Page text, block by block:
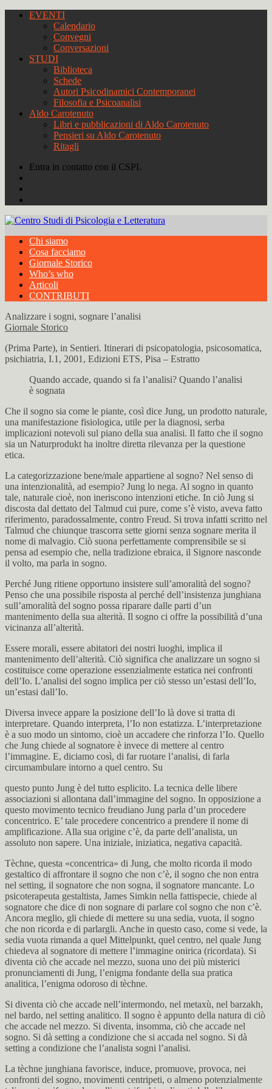
EVENTI
Calendario
Convegni
Conversazioni
STUDI
Biblioteca
Schede
Autori Psicodinamici Contemporanei
Filosofia e Psicoanalisi
Aldo Carotenuto
Libri e pubblicazioni di Aldo Carotenuto
Pensieri su Aldo Carotenuto
Ritagli
Entra in contatto con il CSPL
Chi siamo
Cosa facciamo
Giornale Storico
Who’s who
Articoli
CONTRIBUTI
Analizzare i sogni, sognare l’analisi
Giornale Storico
(Prima Parte), in Sentieri. Itinerari di psicopatologia, psicosomatica,
psichiatria, I.1, 2001, Edizioni ETS, Pisa – Estratto
Quando accade, quando si fa l’analisi? Quando l’analisi
è sognata
Che il sogno sia come le piante, così dice Jung, un prodotto naturale,
una manifestazione fisiologica, utile per la diagnosi, serba
implicazioni notevoli sul piano della sua analisi. Il fatto che il sogno
sia un Naturprodukt ha inoltre diretta rilevanza per la questione
etica.
La categorizzazione bene/male appartiene al sogno? Nel senso di
una intenzionalità, ad esempio? Jung lo nega. Al sogno in quanto
tale, naturale cioè, non ineriscono intenzioni etiche. In ciò Jung si
discosta dal dettato del Talmud cui pure, come s’è visto, aveva fatto
riferimento, paradossalmente, contro Freud. Si trova infatti scritto nel
Talmud che chiunque trascorra sette giorni senza sognare merita il
nome di malvagio. Ciò suona perfettamente comprensibile se si
pensa ad esempio che, nella tradizione ebraica, il Signore nasconde
il volto, ma parla in sogno.
Perché Jung ritiene opportuno insistere sull’amoralità del sogno?
Penso che una possibile risposta al perché dell’insistenza junghiana
sull’amoralità del sogno possa riparare dalle parti d’un
mantenimento della sua alterità. Il sogno ci offre la possibilità d’una
vicinanza all’alterità.
Essere morali, essere abitatori dei nostri luoghi, implica il
mantenimento dell’alterità. Ciò significa che analizzare un sogno si
costituisce come operazione essenzialmente estatica nei confronti
dell’Io. L’analisi del sogno implica per ciò stesso un’estasi dell’Io,
un’estasi dall’Io.
Diversa invece appare la posizione dell’Io là dove si tratta di
interpretare. Quando interpreta, l’Io non estatizza. L’interpretazione
è a suo modo un sintomo, cioè un accadere che rinforza l’Io. Quello
che Jung chiede al sognatore è invece di mettere al centro
l’immagine. E, diciamo così, di far ruotare l’analisi, di farla
circumambulare intorno a quel centro. Su
questo punto Jung è del tutto esplicito. La tecnica delle libere
associazioni si allontana dall’immagine del sogno. In opposizione a
questo movimento tecnico freudiano Jung parla d’un procedere
concentrico. E’ tale procedere concentrico a prendere il nome di
amplificazione. Alla sua origine c’è, da parte dell’analista, un
assoluto non sapere. Una iniziale, iniziatica, negativa capacità.
Tèchne, questa «concentrica» di Jung, che molto ricorda il modo
gestaltico di affrontare il sogno che non c’è, il sogno che non entra
nel setting, il sognatore che non sogna, il sognatore mancante. Lo
psicoterapeuta gestaltista, James Simkin nella fattispecie, chiede al
sognatore che dice di non sognare di parlare col sogno che non c’è.
Ancora meglio, gli chiede di mettere su una sedia, vuota, il sogno
che non ricorda e di parlargli. Anche in questo caso, come si vede, la
sedia vuota rimanda a quel Mittelpunkt, quel centro, nel quale Jung
chiedeva al sognatore di mettere l’immagine onirica (ricordata). Si
diventa ciò che accade nel mezzo, suona uno dei più misterici
pronunciamenti di Jung, l’enigma fondante della sua pratica
analitica, l’enigma odoroso di tèchne.
Si diventa ciò che accade nell’intermondo, nel metaxù, nel barzakh,
nel bardo, nel setting analitico. Il sogno è appunto della natura di ciò
che accade nel mezzo. Si diventa, insomma, ciò che accade nel
sogno. Si dà setting a condizione che si accada nel sogno. Si dà
setting a condizione che l’analista sogni l’analisi.
La tèchne junghiana favorisce, induce, promuove, provoca, nei
confronti del sogno, movimenti centripeti, o almeno potenzialmente